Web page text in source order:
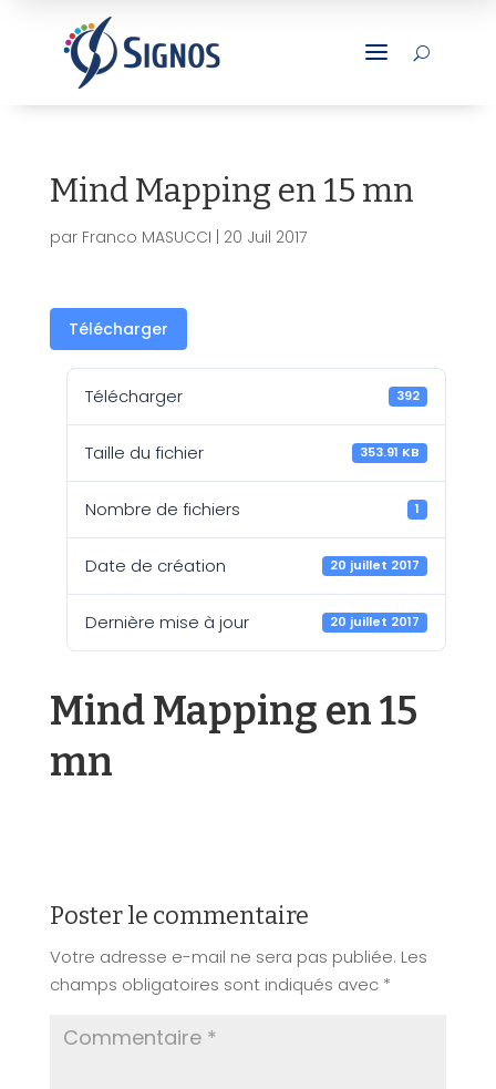
a U
Mind Mapping en 15 mn
par Franco MASUCCI 20 Juil 2017
Télécharger
Télécharger 392
Taille du fichier 353.91 KB
Nombre de fichiers 1
Date de création 20 juillet 2017
Dernière mise à jour 20 juillet 2017
Mind Mapping en 15
mn
Poster le commentaire
Votre adresse e-mail ne sera pas publiée. Les
champs obligatoires sont indiqués avec *